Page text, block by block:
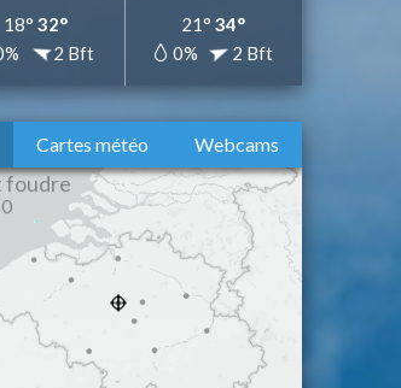
18° 32°
2 Bft
21° 34°
0%
2 Bft
Cartes météo Webcams